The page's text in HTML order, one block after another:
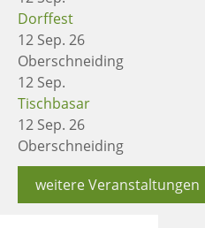
Dorffest
12 Sep. 26
Oberschneiding
12 Sep.
Tischbasar
12 Sep. 26
Oberschneiding
weitere Veranstaltungen